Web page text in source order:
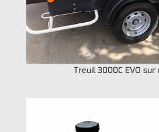
Treuil 3000C EVO